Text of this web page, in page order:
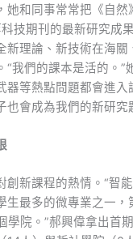
她和同事常常把《自然
技期刊的最新研究成
新理論、新技術在海關
“我們的課本是活的。”
器等熱點問題都會進入
也會成為我們的新研究
創新課程的熱情。“智
生最多的微專業之一，
學院。”郝興偉拿出首